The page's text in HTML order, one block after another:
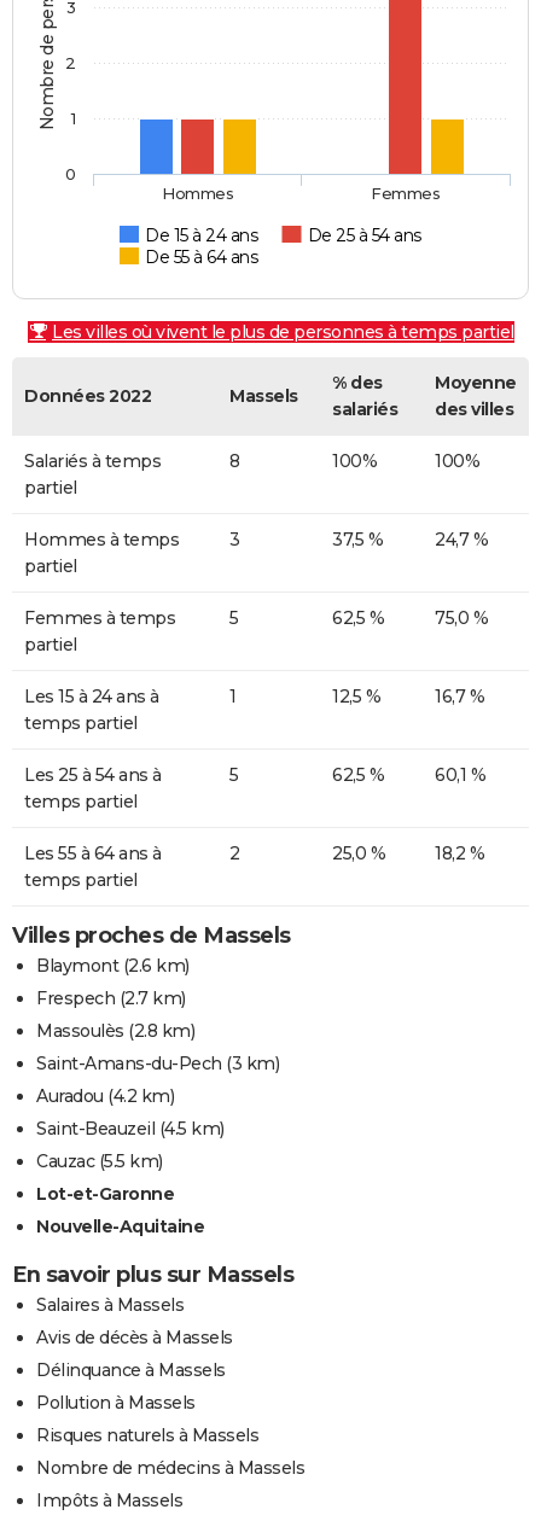
De 15 à 24 ans
De 25 à 54 ans
De 55 à 64 ans
Hommes Femmes
0
1
2
3
Les villes où vivent le plus de personnes à temps partiel
Données 2022 Massels
% des
salariés
Moyenne
des villes
Salariés à temps
partiel
8 100% 100%
Hommes à temps
partiel
3 37,5 % 24,7 %
Femmes à temps
partiel
5 62,5 % 75,0 %
Les 15 à 24 ans à
temps partiel
1 12,5 % 16,7 %
Les 25 à 54 ans à
temps partiel
5 62,5 % 60,1 %
Les 55 à 64 ans à
temps partiel
2 25,0 % 18,2 %
Villes proches de Massels
Blaymont(2.6 km)
Frespech (2.7 km)
Massoulès (2.8 km)
Saint-Amans-du-Pech (3 km)
Auradou (4.2 km)
Saint-Beauzeil (4.5 km)
Cauzac(5.5 km)
Lot-et-Garonne
Nouvelle-Aquitaine
En savoir plus sur Massels
Salaires à Massels
Avis de décès à Massels
Délinquance à Massels
Pollution à Massels
Risques naturels à Massels
Nombre de médecins à Massels
Impôts à Massels